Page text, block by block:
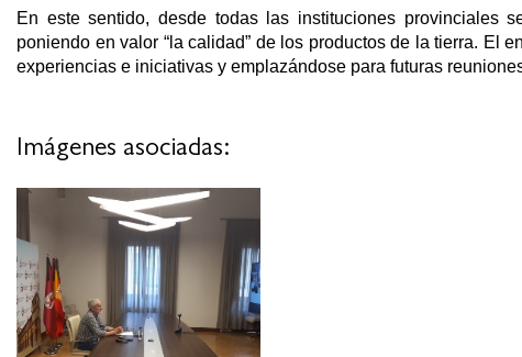
En este sentido, desde todas las instituciones provinciales
poniendo en valor “la calidad” de los productos de la tierra. El
experiencias e iniciativas y emplazándose para futuras
Imágenes asociadas: